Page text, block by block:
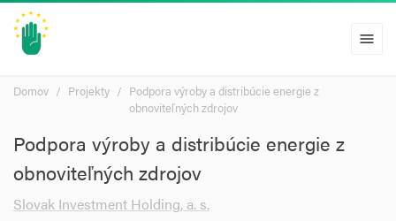
menu
Domov Projekty
Podpora výroby a distribúcie energie z
obnoviteľných zdrojov
Podpora výroby a distribúcie energie z
obnoviteľných zdrojov
Slovak Investment Holding, a. s.